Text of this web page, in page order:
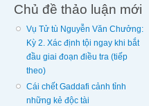
Chủ đề thảo luận mới
Vụ Tử tù Nguyễn Văn Chưởng:
Kỳ 2. Xác định tội ngay khi bắt
đầu giai đoạn điều tra (tiếp
theo)
Cái chết Gaddafi cảnh tỉnh
những kẻ độc tài